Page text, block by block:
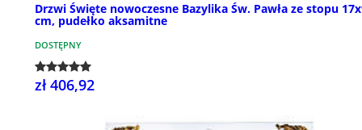
Drzwi Święte nowoczesne Bazylika Św. Pawła ze stopu
cm, pudełko aksamitne
DOSTĘPNY
zł 406,92